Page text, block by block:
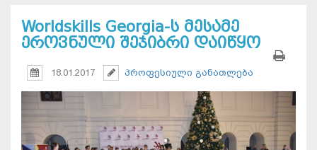
Worldskills Georgia-ს მესამე
ეროვნული შეჯიბრი დაიწყო
18.01.2017 პროფესიული განათლება